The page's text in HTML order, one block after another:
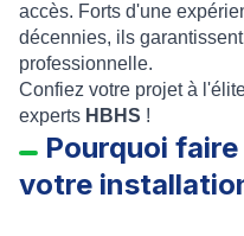
accès. Forts d'une
décennies, ils
professionnelle.
Confiez votre projet à
experts HBHS !
Pourquoi
votre